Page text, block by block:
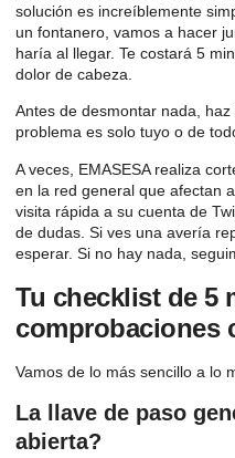
solución es increíblemente
un fontanero, vamos a hacer
haría al llegar. Te costará 5
dolor de cabeza.
Antes de desmontar nada,
problema es solo tuyo o de
A veces, EMASESA realiza
en la red general que afectan
visita rápida a su cuenta de
de dudas. Si ves una avería
esperar. Si no hay nada,
Tu checklist de 5
comprobaciones
Vamos de lo más sencillo a lo
La llave de paso
abierta?